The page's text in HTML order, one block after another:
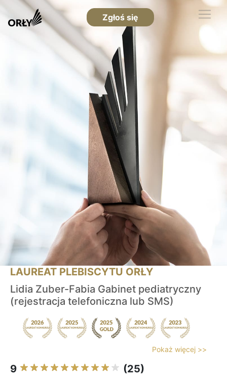
Zgłoś się
LAUREAT PLEBISCYTU ORŁY
Lidia Zuber-Fabia Gabinet pediatryczny
(rejestracja telefoniczna lub SMS)
Pokaż więcej >>
9 (25)